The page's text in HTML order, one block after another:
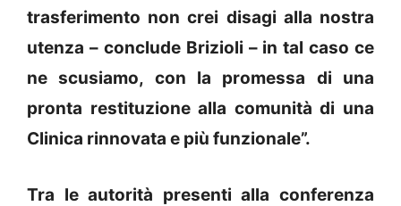
trasferimento non crei disagi alla nostra
utenza – conclude Brizioli – in tal caso ce
ne scusiamo, con la promessa di una
pronta restituzione alla comunità di una
Clinica rinnovata e più funzionale”.
Tra le autorità presenti alla conferenza